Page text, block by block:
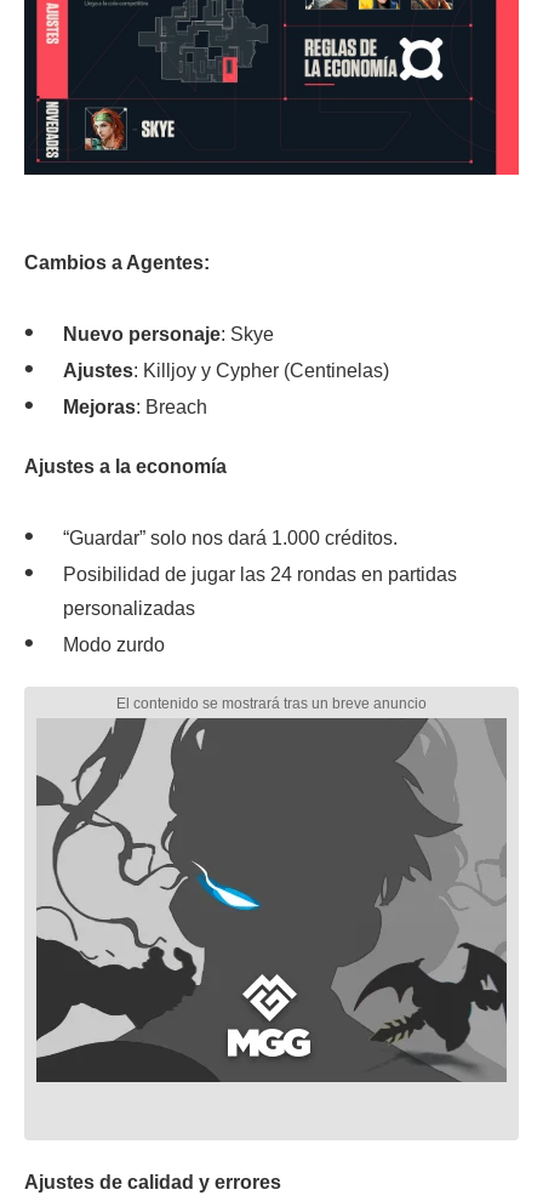
Cambios a Agentes:
Nuevo personaje: Skye
Ajustes: Killjoy y Cypher (Centinelas)
Mejoras: Breach
Ajustes a la economía
“Guardar” solo nos dará 1.000 créditos.
Posibilidad de jugar las 24 rondas en partidas
personalizadas
Modo zurdo
Ajustes de calidad y errores